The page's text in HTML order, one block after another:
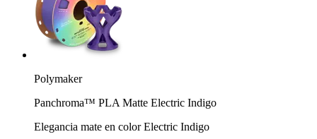
Polymaker
Panchroma™ PLA Matte Electric Indigo
Elegancia mate en color Electric Indigo